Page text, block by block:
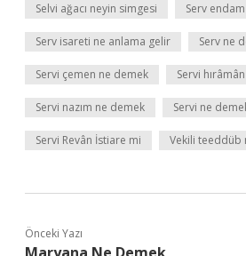
Selvi ağacı neyin simgesi Serv
Serv isareti ne anlama gelir Serv ne
Servi çemen ne demek Servi
Servi nazım ne demek Servi ne
Servi Revân İstiare mi Vekili teeddüb
Önceki Yazı